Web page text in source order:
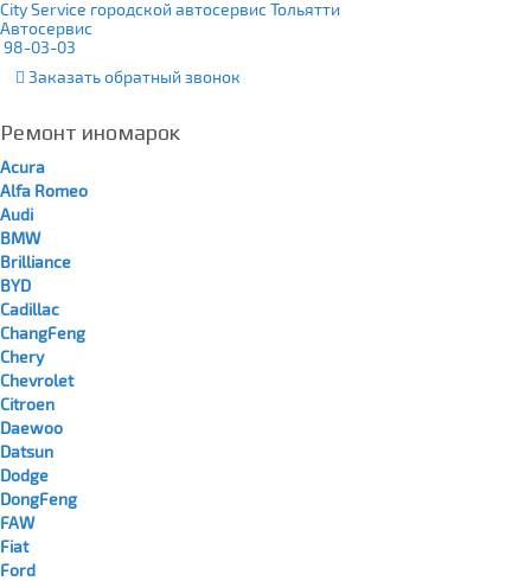
City Service городской автосервис Тольятти
Автосервис
98-03-03
Заказатьобратный звонок
Ремонт иномарок
Acura
Alfa Romeo
Audi
BMW
Brilliance
BYD
Cadillac
ChangFeng
Chery
Chevrolet
Citroen
Daewoo
Datsun
Dodge
DongFeng
FAW
Fiat
Ford